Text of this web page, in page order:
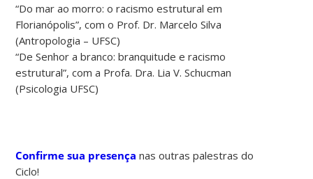
“Do mar ao morro: o racismo estrutural em
Florianópolis”, com o Prof. Dr. Marcelo Silva
(Antropologia – UFSC)
“De Senhor a branco: branquitude e racismo
estrutural”, com a Profa. Dra. Lia V. Schucman
(Psicologia UFSC)
Confirme sua presença nas outras palestras do
Ciclo!